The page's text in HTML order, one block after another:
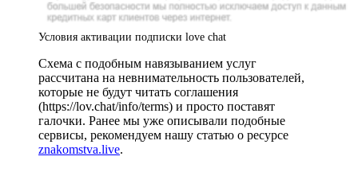
Условия активации подписки love chat
Схема с подобным навязыванием услуг
рассчитана на невнимательность пользователей,
которые не будут читать соглашения
(https://lov.chat/info/terms) и просто поставят
галочки. Ранее мы уже описывали подобные
сервисы, рекомендуем нашу статью о ресурсе
znakomstva.live.